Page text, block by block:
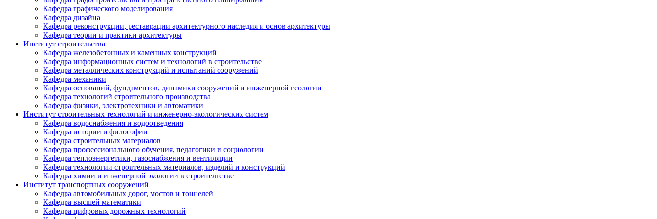
Кафедра графического моделирования
Кафедра дизайна
Кафедра реконструкции, реставрации архитектурного наследия и основ архитектуры
Кафедра теории и практики архитектуры
Институт строительства
Кафедра железобетонных и каменных конструкций
Кафедра информационных систем и технологий в строительстве
Кафедра металлических конструкций и испытаний сооружений
Кафедра механики
Кафедра оснований, фундаментов, динамики сооружений и инженерной геологии
Кафедра технологий строительного производства
Кафедра физики, электротехники и автоматики
Институт строительных технологий и инженерно-экологических систем
Кафедра водоснабжения и водоотведения
Кафедра истории и философии
Кафедра строительных материалов
Кафедра профессионального обучения, педагогики и социологии
Кафедра теплоэнергетики, газоснабжения и вентиляции
Кафедра технологии строительных материалов, изделий и конструкций
Кафедра химии и инженерной экологии в строительстве
Институт транспортных сооружений
Кафедра автомобильных дорог, мостов и тоннелей
Кафедра высшей математики
Кафедра цифровых дорожных технологий